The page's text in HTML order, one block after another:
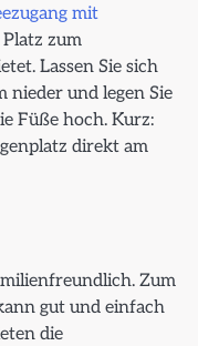
mit
zum
Lassen Sie sich
und legen Sie
Füße hoch. Kurz:
direkt am
Zum
gut und einfach
die